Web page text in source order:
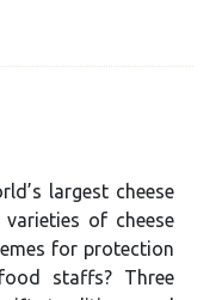
largest cheese
of cheese
for protection
staffs? Three